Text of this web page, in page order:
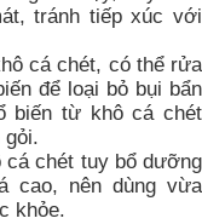
tránh tiếp xúc với
cá chét, có thể rửa
để loại bỏ bụi bẩn
biến từ khô cá chét
gỏi.
cá chét tuy bổ dưỡng
cao, nên dùng vừa
khỏe.